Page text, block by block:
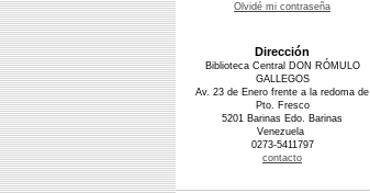
Olvidé mi contraseña
Dirección
Biblioteca Central DON RÓMULO
GALLEGOS
Av. 23 de Enero frente a la redoma de
Pto. Fresco
5201 Barinas Edo. Barinas
Venezuela
0273-5411797
contacto